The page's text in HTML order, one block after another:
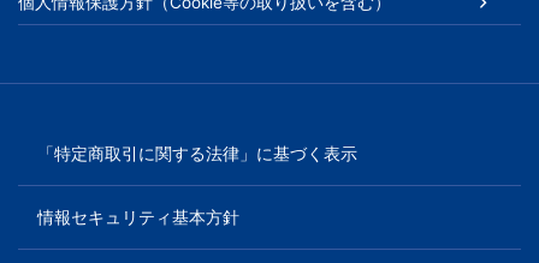
「特定商取引に関する法律」に基づく表示
情報セキュリティ基本方針